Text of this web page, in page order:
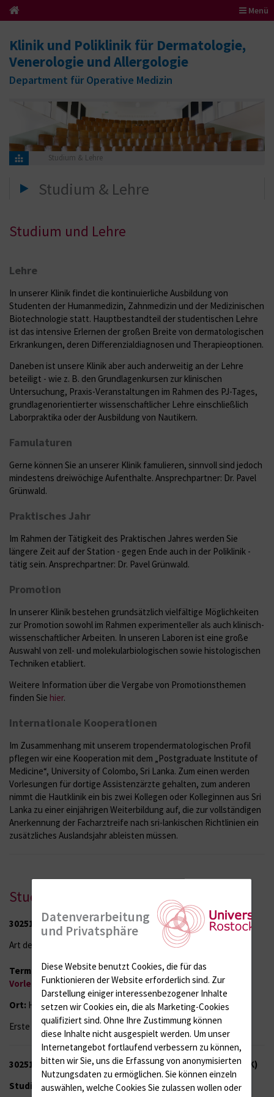
Menü
Klinik und Poliklinik für Dermatologie,
Venerologie und Allergologie
Department für Operative Medizin
Studium & Lehre
Studium & Lehre
Studium und Lehre
Lehre
In unserer Klinik findet die kontinuierliche Ausbildung von
Studenten der Humanmedizin, Zahnmedizin und der Medizinischen
Biotechnologie statt. Hauptbestandteil der studentischen Lehre
ist das intensive Erlernen der großen Breite von dermatologischen
Erkrankungen, deren Differenzialdiagnosen und Therapieoptionen.
Daneben ist unsere Klinik aber auch anderweitig an der Lehre
beteiligt - wie z. B. den Grundlagenkursen zur klinischen
Untersuchung, Praxis-Veranstaltungen im Rahmen des PJ-Tages,
grundlagenorientierter wissenschaftlicher Lehre einschließlich
Laborpraktika oder der Ausbildung von Nautikern.
Famulaturen
Gerne können Sie an unserer Klinik famulieren, sinnvoll sind jedoch
mindestens dreiwöchige Aufenthalte. Ansprechpartner: Dr. Pavel
Grünwald.
Praktisches Jahr
Im Rahmen der Tätigkeit des Praktischen Jahres werden Sie
längere Zeit auf der Station - gegen Ende auch in der Poliklinik -
tätig sein. Ansprechpartner: Dr. Pavel Grünwald.
Promotion
In unserer Klinik bestehen grundsätzlich vielfältige Möglichkeiten
zur Promotion sowohl im Rahmen experimenteller als auch klinisch-
wissenschaftlicher Arbeiten. In unseren Laboren ist eine große
Auswahl von zell- und molekularbiologischen sowie histologischen
Techniken etabliert.
Weitere Information über die Vergabe von Promotionsthemen
finden Sie hier.
Internationale Kooperationen
Im Zusammenhang mit unserem tropendermatologischen Profil
pflegen wir eine Kooperation mit dem „Postgraduate Institute of
Medicine“, University of Colombo, Sri Lanka. Zum einen werden
Vorlesungen für dortige Assistenzärzte gehalten, zum anderen
nimmt die Hautklinik ein bis zwei Kollegen oder Kolleginnen aus Sri
Lanka zu einer einjährigen Weiterbildung auf, die zur vollständigen
Anerkennung der Facharztreife nach sri-lankischen Richtlinien ein
zusätzliches Auslandsjahr ableisten müssen.
Studienfach Humanmedizin
30251 - Dermatologie und Venerologie für Mediziner
Art der Lehrveranstaltung:
Termine:Montag, 15.00 – 16.30 Uhr, siehe auch unter
Vorlesungsplan SoS2026
Ort: HS ZIM / Präsenz Lehre
Erste Veranstaltung: 13.04.2026
30251 - Derma-SEMINAR / Unterricht am Krankenbett (UAK)
Studiensemester: 8
Datenverarbeitung
und Privatsphäre
Diese Website benutzt Cookies, die für das
Funktionieren der Website erforderlich sind. Zur
Darstellung einiger interessenbezogener Inhalte
setzen wir Cookies ein, die als Marketing-Cookies
qualifiziert sind. Ohne Ihre Zustimmung können
diese Inhalte nicht ausgespielt werden. Um unser
Internetangebot fortlaufend verbessern zu können,
bitten wir Sie, uns die Erfassung von anonymisierten
Nutzungsdaten zu ermöglichen. Sie können einzeln
auswählen, welche Cookies Sie zulassen wollen oder